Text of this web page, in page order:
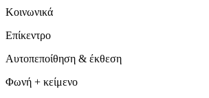
Κοινωνικά
Επίκεντρο
Αυτοπεποίθηση & έκθεση
Φωνή + κείμενο